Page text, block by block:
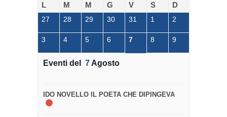
L M M G V S D
27 28 29 30 31 1 2
3 4 5 6 7 8 9
Eventi del 7 Agosto
IDO NOVELLO IL POETA CHE DIPINGEVA